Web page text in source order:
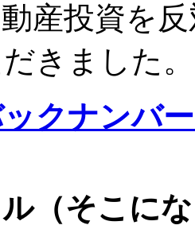
産投資を
きました。
クナンバ
ル（そこに